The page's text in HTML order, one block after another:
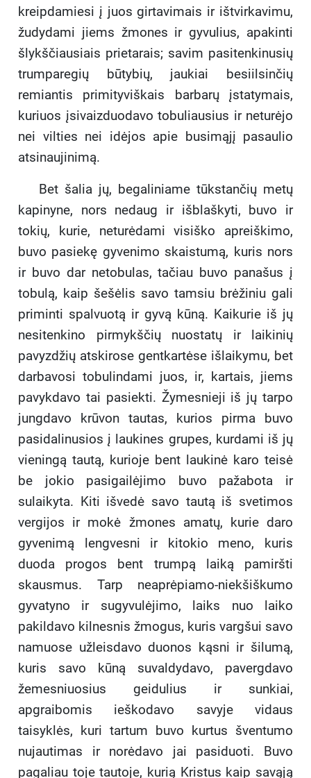
kreipdamiesi į juos girtavimais ir ištvirkavimu,
žudydami jiems žmones ir gyvulius, apakinti
šlykščiausiais prietarais; savim pasitenkinusių
trumparegių būtybių, jaukiai besiilsinčių
remiantis primityviškais barbarų įstatymais,
kuriuos įsivaizduodavo tobuliausius ir neturėjo
nei vilties nei idėjos apie busimąjį pasaulio
atsinaujinimą.
Bet šalia jų, begaliniame tūkstančių metų
kapinyne, nors nedaug ir išblaškyti, buvo ir
tokių, kurie, neturėdami visiško apreiškimo,
buvo pasiekę gyvenimo skaistumą, kuris nors
ir buvo dar netobulas, tačiau buvo panašus į
tobulą, kaip šešėlis savo tamsiu brėžiniu gali
priminti spalvuotą ir gyvą kūną. Kaikurie iš jų
nesitenkino pirmykščių nuostatų ir laikinių
pavyzdžių atskirose gentkartėse išlaikymu, bet
darbavosi tobulindami juos, ir, kartais, jiems
pavykdavo tai pasiekti. Žymesnieji iš jų tarpo
jungdavo krūvon tautas, kurios pirma buvo
pasidalinusios į laukines grupes, kurdami iš jų
vieningą tautą, kurioje bent laukinė karo teisė
be jokio pasigailėjimo buvo pažabota ir
sulaikyta. Kiti išvedė savo tautą iš svetimos
vergijos ir mokė žmones amatų, kurie daro
gyvenimą lengvesni ir kitokio meno, kuris
duoda progos bent trumpą laiką pamiršti
skausmus. Tarp neaprėpiamo-niekšiškumo
gyvatyno ir sugyvulėjimo, laiks nuo laiko
pakildavo kilnesnis žmogus, kuris vargšui savo
namuose užleisdavo duonos kąsni ir šilumą,
kuris savo kūną suvaldydavo, pavergdavo
žemesniuosius geidulius ir sunkiai,
apgraibomis ieškodavo savyje vidaus
taisyklės, kuri tartum buvo kurtus šventumo
nujautimas ir norėdavo jai pasiduoti. Buvo
pagaliau toje tautoje, kurią Kristus kaip savąją